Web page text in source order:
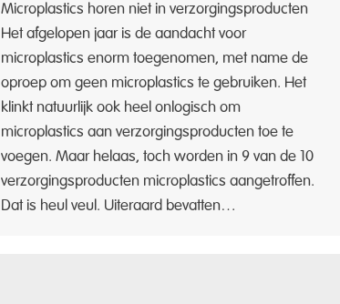
Microplastics horen niet in verzorgingsproducten
Het afgelopen jaar is de aandacht voor
microplastics enorm toegenomen, met name de
oproep om geen microplastics te gebruiken. Het
klinkt natuurlijk ook heel onlogisch om
microplastics aan verzorgingsproducten toe te
voegen. Maar helaas, toch worden in 9 van de 10
verzorgingsproducten microplastics aangetroffen.
Dat is heul veul. Uiteraard bevatten…